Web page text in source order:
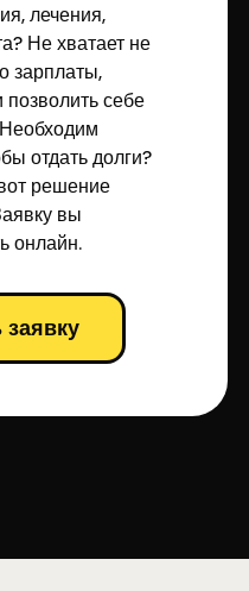
лечения,
Не хватает не
зарплаты,
позволить себе
отдать долги?
решение
вы
онлайн.